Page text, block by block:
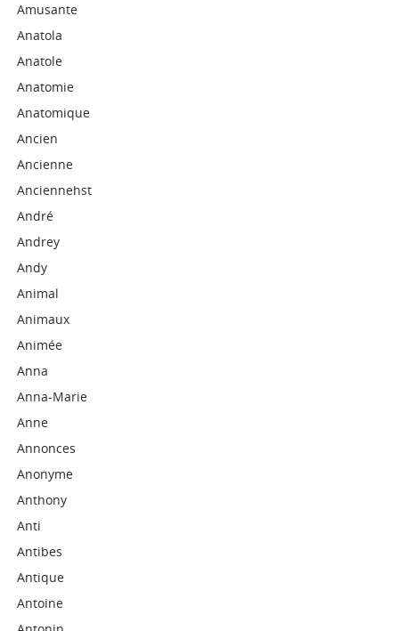
Amusante
Anatola
Anatole
Anatomie
Anatomique
Ancien
Ancienne
Anciennehst
André
Andrey
Andy
Animal
Animaux
Animée
Anna
Anna-Marie
Anne
Annonces
Anonyme
Anthony
Anti
Antibes
Antique
Antoine